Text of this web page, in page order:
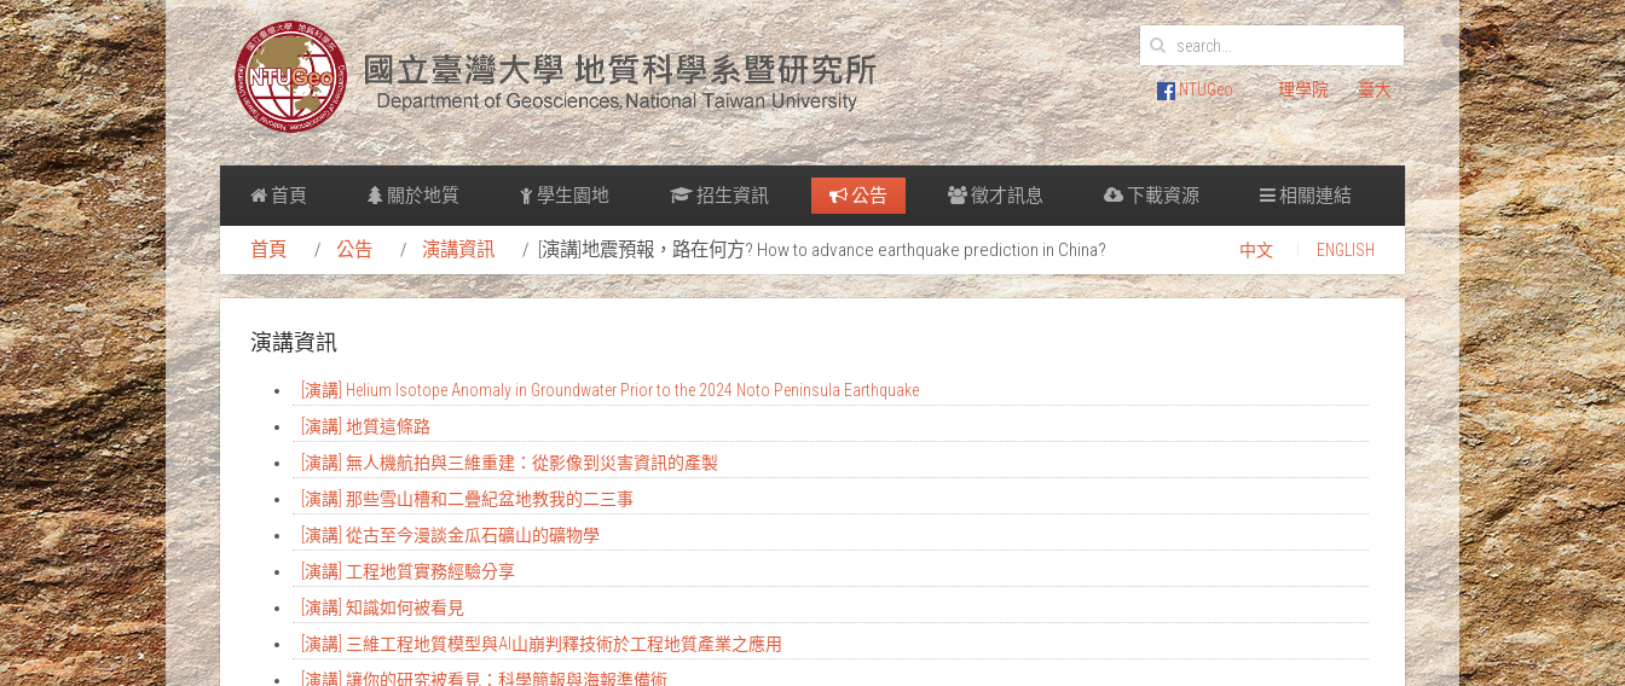
NTUGeo 理學院 臺大
首頁 關於地質 學生園地 招生資訊 公告 徵才訊息 下載資源 相關連結
首頁 公告 演講資訊 [演講]地震預報，路在何方? How to advance earthquake prediction in China? 中文 ENGLISH
演講資訊
[演講] Helium Isotope Anomaly in Groundwater Prior to the 2024 Noto Peninsula Earthquake
[演講] 地質這條路
[演講] 無人機航拍與三維重建：從影像到災害資訊的產製
[演講] 那些雪山槽和二疊紀盆地教我的二三事
[演講] 從古至今漫談金瓜石礦山的礦物學
[演講] 工程地質實務經驗分享
[演講] 知識如何被看見
[演講] 三維工程地質模型與AI山崩判釋技術於工程地質產業之應用
[演講] 讓你的研究被看見：科學簡報與海報準備術